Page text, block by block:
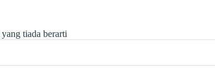
tiada berarti